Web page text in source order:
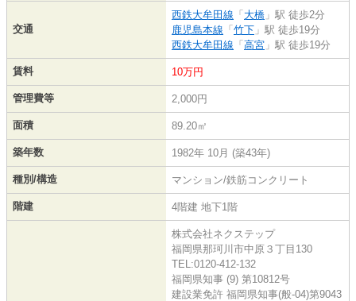
交通
西鉄大牟田線 「大橋 」駅 徒歩2分
鹿児島本線 「竹下 」駅 徒歩19分
西鉄大牟田線 「高宮 」駅 徒歩19分
賃料 10万円
管理費等 2,000円
面積 89.20㎡
築年数 1982年 10月 (築43年)
種別/構造 マンション/鉄筋コンクリート
階建 4階建 地下1階
株式会社ネクステップ
福岡県那珂川市中原３丁目130
TEL:0120-412-132
福岡県知事 (9) 第10812号
建設業免許 福岡県知事(般-04)第9043